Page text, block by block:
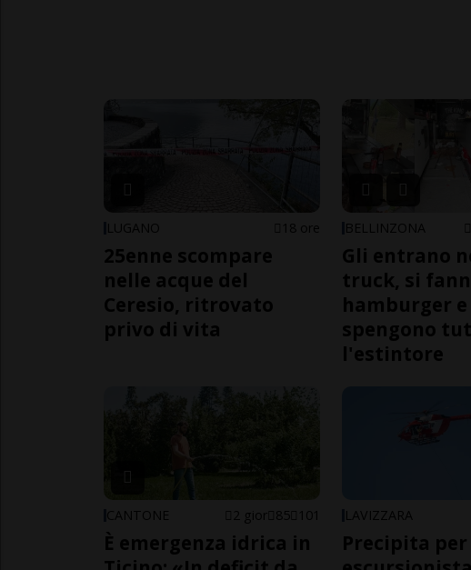
LUGANO 18 ore
25enne scompare
nelle acque del
Ceresio, ritrovato
privo di vita
BELLINZONA
Gli entrano
truck, si
hamburger
spengono
l'estintore
CANTONE 2 gior 85 101
È emergenza idrica in
LAVIZZARA
Precipita